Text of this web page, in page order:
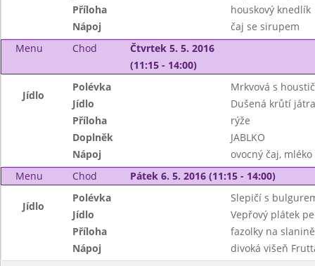
Příloha
houskový knedlík
Nápoj
čaj se sirupem
Menu
Chod
Čtvrtek 5. 5. 2016
(11:15 - 14:00)
Jídlo
Polévka
Mrkvová s
Jídlo
Dušená krůtí játra
Příloha
rýže
Doplněk
JABLKO
Nápoj
ovocný čaj, mléko
Menu
Chod Pátek 6. 5. 2016 (11:15 - 14:00)
Jídlo
Polévka
Slepičí s
Jídlo
Vepřový plátek
Příloha
fazolky na
Nápoj
divoká višeň